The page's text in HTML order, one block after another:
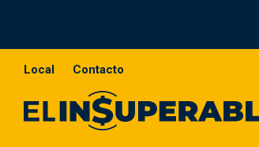
Local Contacto